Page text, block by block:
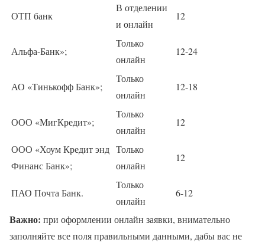
ОТП банк
В отделении
и онлайн
12
Альфа-Банк»;
Только
онлайн
12-24
АО «Тинькофф Банк»;
Только
онлайн
12-18
ООО «МигКредит»;
Только
онлайн
12
ООО «Хоум Кредит энд
Финанс Банк»;
Только
онлайн
12
ПАО Почта Банк.
Только
онлайн
6-12
Важно: при оформлении онлайн заявки, внимательно
заполняйте все поля правильными данными, дабы вас не